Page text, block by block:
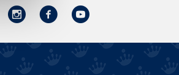
Norrmejerier
Instagram
Facebook
Youtube